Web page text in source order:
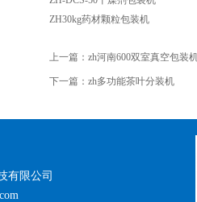
ZH30kg药材颗粒包装机
上一篇： zh河南600双室真空包装
下一篇： zh多功能茶叶分装机
有限公司